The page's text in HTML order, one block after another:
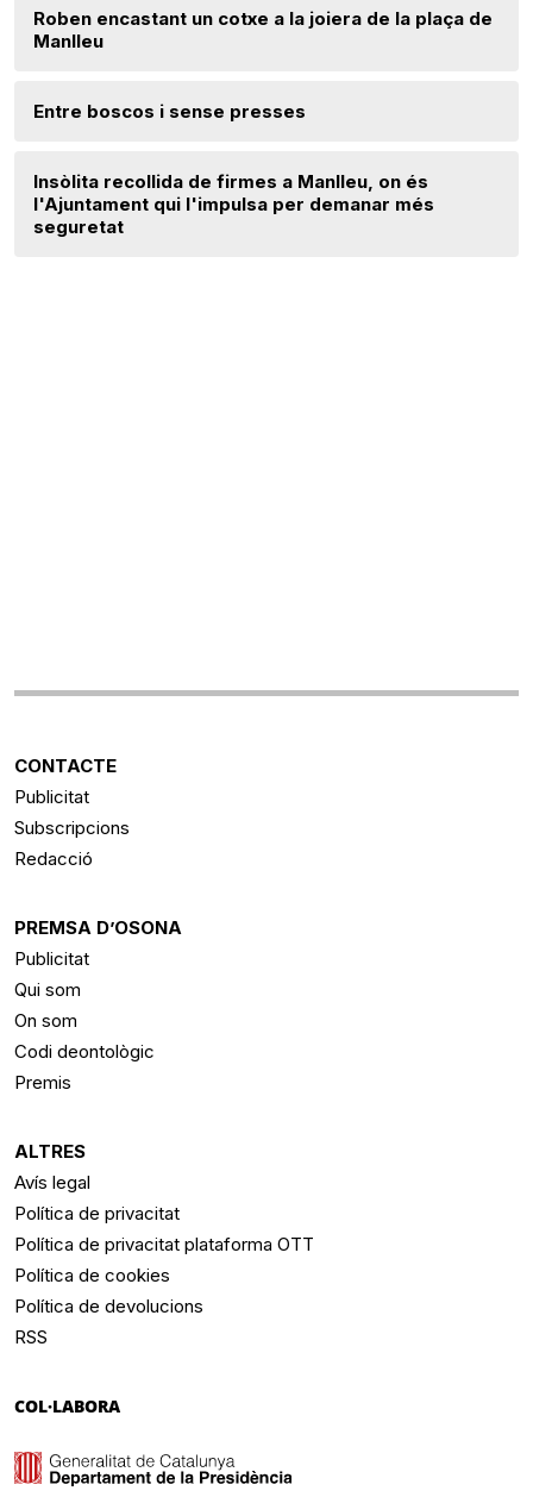
Roben encastant un cotxe a la joiera de la plaça de
Manlleu
Entre boscos i sense presses
Insòlita recollida de firmes a Manlleu, on és
l'Ajuntament qui l'impulsa per demanar més
seguretat
CONTACTE
Publicitat
Subscripcions
Redacció
PREMSA D’OSONA
Publicitat
Qui som
On som
Codi deontològic
Premis
ALTRES
Avís legal
Política de privacitat
Política de privacitat plataforma OTT
Política de cookies
Política de devolucions
RSS
COL·LABORA